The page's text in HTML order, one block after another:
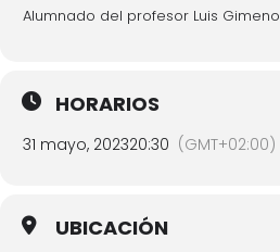
Alumnado del profesor Luis Gimeno
HORARIOS
31 mayo, 202320:30 (GMT+02:00)
UBICACIÓN